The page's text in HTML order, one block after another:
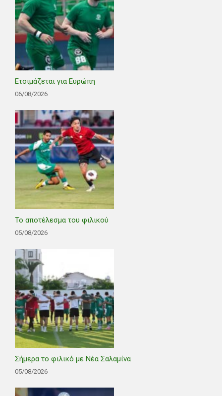
Ετοιμάζεται για Ευρώπη
06/08/2026
Το αποτέλεσμα του φιλικού
05/08/2026
Σήμερα το φιλικό με Νέα Σαλαμίνα
05/08/2026